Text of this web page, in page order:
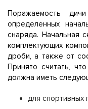
Поражаемость
определенных
снаряда. Начальная
комплектующих
дроби, а также от
Принято считать,
должна иметь
для спортивных